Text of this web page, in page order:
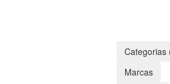
Categorias
Marcas